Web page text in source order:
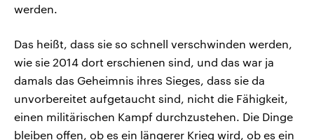
werden.
Das heißt, dass sie so schnell verschwinden werden,
wie sie 2014 dort erschienen sind, und das war ja
damals das Geheimnis ihres Sieges, dass sie da
unvorbereitet aufgetaucht sind, nicht die Fähigkeit,
einen militärischen Kampf durchzustehen. Die Dinge
bleiben offen, ob es ein längerer Krieg wird, ob es ein